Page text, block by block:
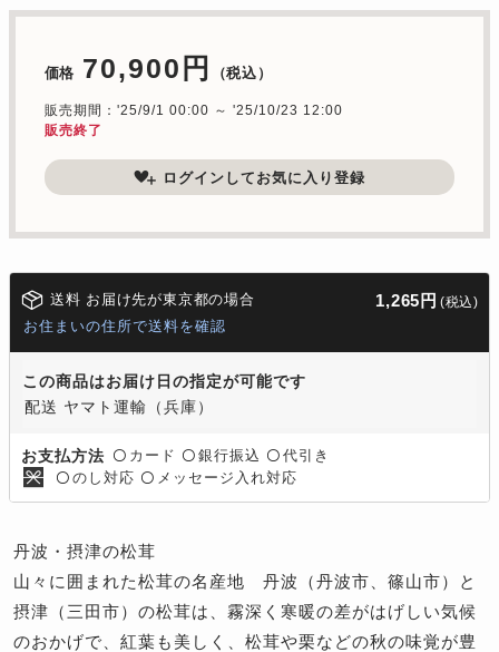
価格 70,900円 （税込）
販売期間：'25/9/1 00:00 ～ '25/10/23 12:00
販売終了
ログインしてお気に入り登録
送料 お届け先が東京都の場合 1,265円 (税込)
お住まいの住所で送料を確認
この商品はお届け日の指定が可能です
配送 ヤマト運輸（兵庫）
お支払方法 〇 カード 〇 銀行振込 〇 代引き
〇 のし対応 〇 メッセージ入れ対応
丹波・摂津の松茸
山々に囲まれた松茸の名産地 丹波（丹波市、篠山市）と
摂津（三田市）の松茸は、霧深く寒暖の差がはげしい気候
のおかげで、紅葉も美しく、松茸や栗などの秋の味覚が豊